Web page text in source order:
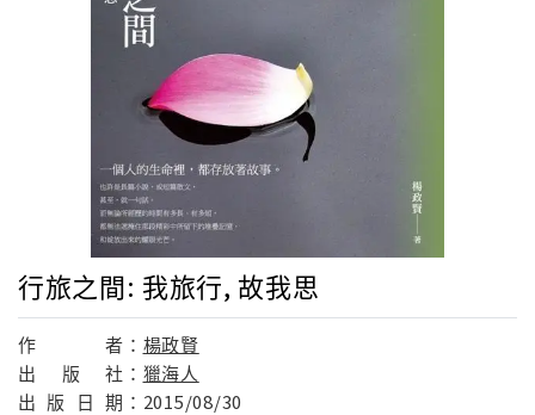
行旅之間: 我旅行, 故我思
作 者： 楊政賢
出
版 社： 獵海人
出 版 日 期： 2015/08/30